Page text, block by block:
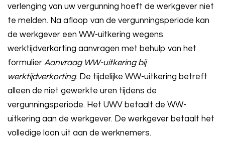
verlenging van uw vergunning hoeft de werkgever niet
te melden. Na afloop van de vergunningsperiode kan
de werkgever een WW-uitkering wegens
werktijdverkorting aanvragen met behulp van het
formulier Aanvraag WW-uitkering bij
werktijdverkorting. De tijdelijke WW-uitkering betreft
alleen de niet gewerkte uren tijdens de
vergunningsperiode. Het UWV betaalt de WW-
uitkering aan de werkgever. De werkgever betaalt het
volledige loon uit aan de werknemers.